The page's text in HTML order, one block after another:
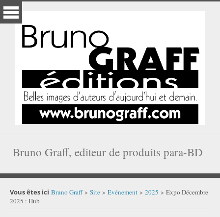
Bruno Graff, editeur de produits para-BD
Vous êtes ici Bruno Graff > Site > Evénement > 2025 > Expo Décembre
2025 : Hub